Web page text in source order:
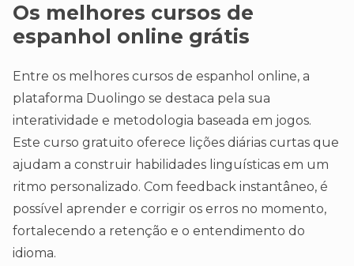
Os melhores cursos de
espanhol online grátis
Entre os melhores cursos de espanhol online, a
plataforma Duolingo se destaca pela sua
interatividade e metodologia baseada em jogos.
Este curso gratuito oferece lições diárias curtas que
ajudam a construir habilidades linguísticas em um
ritmo personalizado. Com feedback instantâneo, é
possível aprender e corrigir os erros no momento,
fortalecendo a retenção e o entendimento do
idioma.